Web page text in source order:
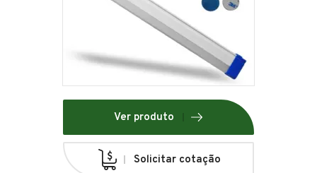
Ver produto
Solicitar cotação